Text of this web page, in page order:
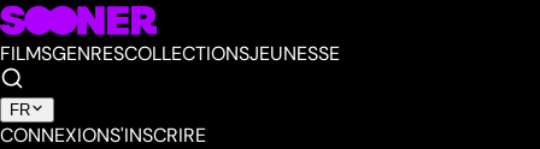
FILMSGENRESCOLLECTIONSJEUNESSE
FR
CONNEXIONS'INSCRIRE